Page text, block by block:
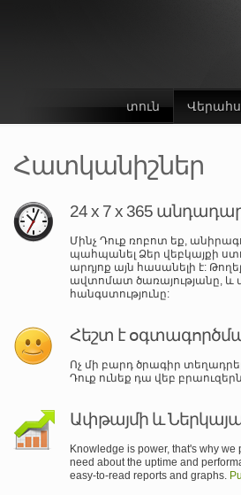
տուն
Հատկանիշներ
24 x 7 x 365
Մինչ Դուք ռոբոտ եք,
պահպանել Ձեր վեբկայքի
արդյոք այն հասանելի է:
ավտոմատ ծառայությանը, և
հանգստությունը:
Հեշտ է
Ոչ մի բարդ ծրագիր
Դուք ունեք դա վեբ
Ափթայմի և
Knowledge is power, that's why
need about the uptime and
easy-to-read reports and graphs.